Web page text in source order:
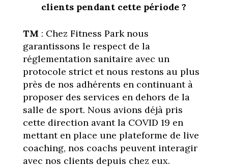
clients pendant cette période ?
TM : Chez Fitness Park nous
garantissons le respect de la
réglementation sanitaire avec un
protocole strict et nous restons au plus
près de nos adhérents en continuant à
proposer des services en dehors de la
salle de sport. Nous avions déjà pris
cette direction avant la COVID 19 en
mettant en place une plateforme de live
coaching, nos coachs peuvent interagir
avec nos clients depuis chez eux.